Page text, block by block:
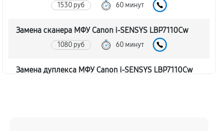
1530 руб 60 минут
Замена сканера МФУ Canon i-SENSYS LBP7110Cw
1080 руб 60 минут
Замена дуплекса МФУ Canon i-SENSYS LBP7110Cw